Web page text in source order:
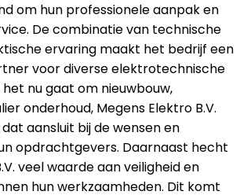
om hun professionele aanpak en
De combinatie van technische
ervaring maakt het bedrijf een
voor diverse elektrotechnische
nu gaat om nieuwbouw,
onderhoud, Megens Elektro B.V.
aansluit bij de wensen en
opdrachtgevers. Daarnaast hecht
veel waarde aan veiligheid en
hun werkzaamheden. Dit komt